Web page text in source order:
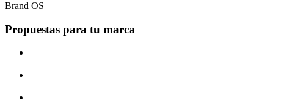
Brand OS
Propuestas para tu marca